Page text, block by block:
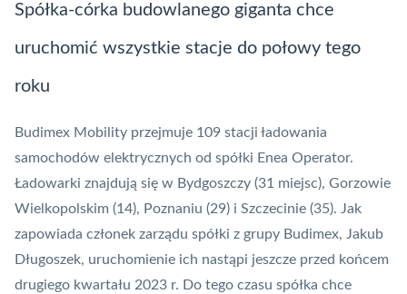
Spółka-córka budowlanego giganta chce
uruchomić wszystkie stacje do połowy tego
roku
Budimex Mobility przejmuje 109 stacji ładowania
samochodów elektrycznych od spółki Enea Operator.
Ładowarki znajdują się w Bydgoszczy (31 miejsc), Gorzowie
Wielkopolskim (14), Poznaniu (29) i Szczecinie (35). Jak
zapowiada członek zarządu spółki z grupy Budimex, Jakub
Długoszek, uruchomienie ich nastąpi jeszcze przed końcem
drugiego kwartału 2023 r. Do tego czasu spółka chce